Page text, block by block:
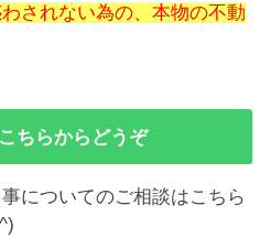
されない為の、本物の不動
ちらからどうぞ
についてのご相談はこちら